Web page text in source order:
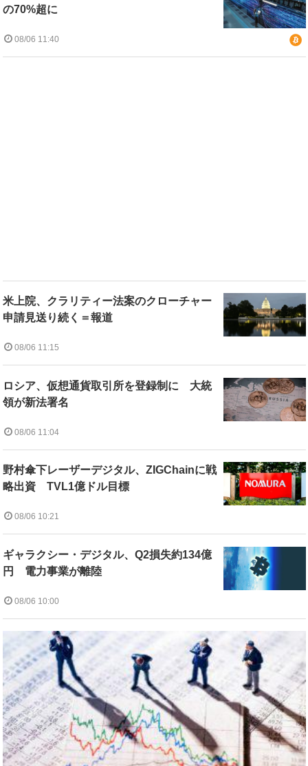
の70%超に
08/06 11:40
米上院、クラリティー法案のクローチャー
申請見送り続く＝報道
08/06 11:15
ロシア、仮想通貨取引所を登録制に 大統
領が新法署名
08/06 11:04
野村傘下レーザーデジタル、ZIGChainに戦
略出資 TVL1億ドル目標
08/06 10:21
ギャラクシー・デジタル、Q2損失約134億
円 電力事業が離陸
08/06 10:00